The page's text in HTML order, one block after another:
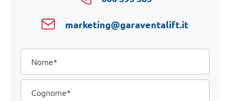
marketing@garaventalift.it
I
tuoi
dati
Nome
Cognome